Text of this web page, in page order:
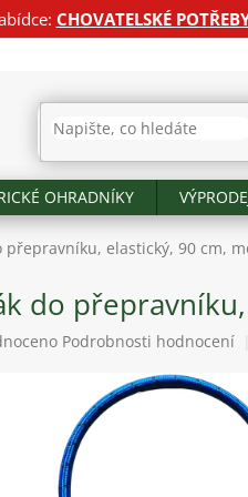
CHOVATELSKÉ
OHRADNÍKY
přepravníku, elastický, 90 cm,
do
Podrobnosti hodnocení